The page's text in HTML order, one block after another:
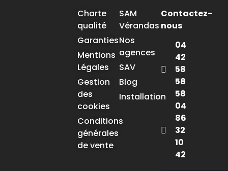
Charte
qualité
Garanties
Mentions
Légales
Gestion
des
cookies
Conditions
générales
de vente
SAM
Vérandas
Nos
agences
SAV
Blog
Installation
Contactez-
nous
04
42
58
58
58
04
86
32
10
42